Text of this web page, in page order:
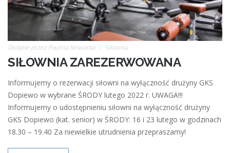
Dodane przez Paulina Nowacka Siłownia
SIŁOWNIA ZAREZERWOWANA
Informujemy o rezerwacji siłowni na wyłączność drużyny GKS
Dopiewo w wybrane ŚRODY lutego 2022 r. UWAGA!!!
Informujemy o udostępnieniu siłowni na wyłączność drużyny
GKS Dopiewo (kat. senior) w ŚRODY: 16 i 23 lutego w godzinach
18.30 – 19.40 Za niewielkie utrudnienia przepraszamy!